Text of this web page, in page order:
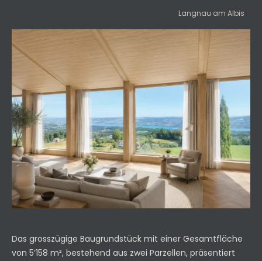
Langnau am Albis
Das grosszügige Baugrundstück mit einer Gesamtfläche
von 5’158 m², bestehend aus zwei Parzellen, präsentiert